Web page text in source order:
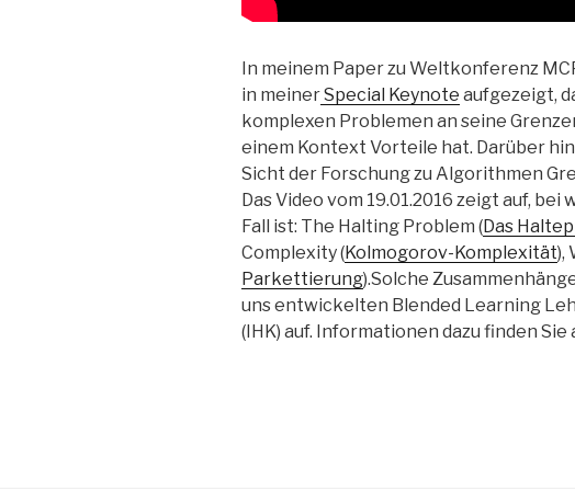
In meinem Paper zu Weltkonferenz
in meinerSpecial Keynote aufgezeigt,
komplexen Problemen an seine
einem Kontext Vorteile hat. Darüber
Sicht der Forschung zu Algorithmen
Das Video vom 19.01.2016 zeigt auf,
Fall ist: The Halting Problem (Das
Complexity (Kolmogorov-Komplexität),
Parkettierung).Solche
uns entwickelten Blended Learning
(IHK) auf. Informationen dazu finden Sie